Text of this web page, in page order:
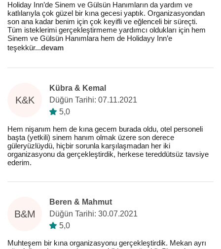
Holiday Inn’de Sinem ve Gülsün Hanımların da yardım ve
katlılarıyla çok güzel bir kına gecesi yaptık. Organizasyondan
son ana kadar benim için çok keyifli ve eğlenceli bir süreçti.
Tüm isteklerimi gerçekleştirmeme yardımcı oldukları için hem
Sinem ve Gülsün Hanımlara hem de Holidayy Inn’e
teşekkür...devam
K&K
Kübra & Kemal
Düğün Tarihi: 07.11.2021
5,0
Hem nişanım hem de kına gecem burada oldu, otel personeli
başta (yetkili) sinem hanım olmak üzere son derece
güleryüzlüydü, hiçbir sorunla karşılaşmadan her iki
organizasyonu da gerçekleştirdik, herkese tereddütsüz tavsiye
ederim.
B&M
Beren & Mahmut
Düğün Tarihi: 30.07.2021
5,0
Muhteşem bir kına organizasyonu gerçekleştirdik. Mekan ayrı